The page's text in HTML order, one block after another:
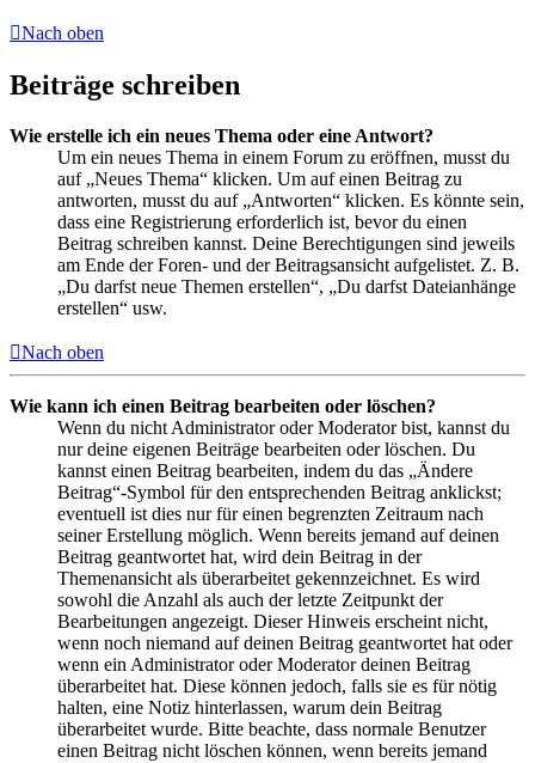
Nach oben
Beiträge schreiben
Wie erstelle ich ein neues Thema oder eine Antwort?
Um ein neues Thema in einem Forum zu eröffnen, musst du
auf „Neues Thema“ klicken. Um auf einen Beitrag zu
antworten, musst du auf „Antworten“ klicken. Es könnte sein,
dass eine Registrierung erforderlich ist, bevor du einen
Beitrag schreiben kannst. Deine Berechtigungen sind jeweils
am Ende der Foren- und der Beitragsansicht aufgelistet. Z. B.
„Du darfst neue Themen erstellen“, „Du darfst Dateianhänge
erstellen“ usw.
Nach oben
Wie kann ich einen Beitrag bearbeiten oder löschen?
Wenn du nicht Administrator oder Moderator bist, kannst du
nur deine eigenen Beiträge bearbeiten oder löschen. Du
kannst einen Beitrag bearbeiten, indem du das „Ändere
Beitrag“-Symbol für den entsprechenden Beitrag anklickst;
eventuell ist dies nur für einen begrenzten Zeitraum nach
seiner Erstellung möglich. Wenn bereits jemand auf deinen
Beitrag geantwortet hat, wird dein Beitrag in der
Themenansicht als überarbeitet gekennzeichnet. Es wird
sowohl die Anzahl als auch der letzte Zeitpunkt der
Bearbeitungen angezeigt. Dieser Hinweis erscheint nicht,
wenn noch niemand auf deinen Beitrag geantwortet hat oder
wenn ein Administrator oder Moderator deinen Beitrag
überarbeitet hat. Diese können jedoch, falls sie es für nötig
halten, eine Notiz hinterlassen, warum dein Beitrag
überarbeitet wurde. Bitte beachte, dass normale Benutzer
einen Beitrag nicht löschen können, wenn bereits jemand